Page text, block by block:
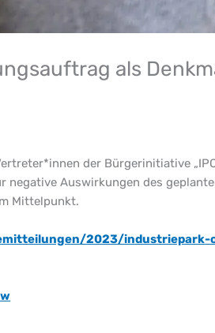
als
der Bürgerinitiative
negative Auswirkungen des
Mittelpunkt.
2023/industriepark-